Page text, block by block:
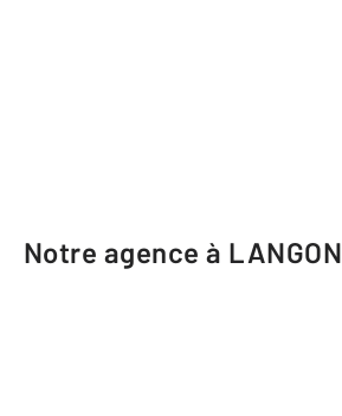
Notre agence à LANGON